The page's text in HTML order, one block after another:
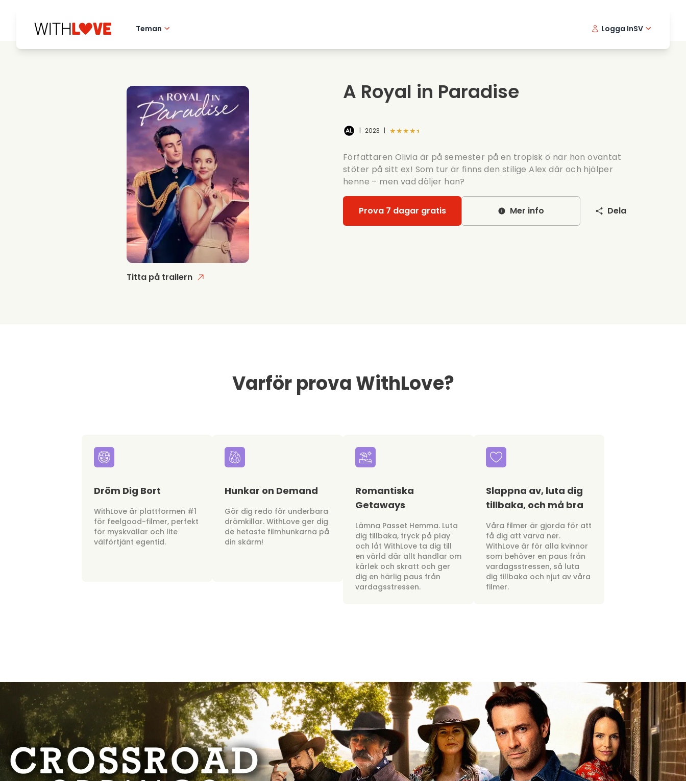
Teman
Mysterier
Sommarfilm
Datingfilmer
Romantiska serier
Logga InSV
Titta på trailern
A Royal in Paradise
| 2023 | ★★★★★
Författaren Olivia är på semester på en tropisk ö när hon oväntat
stöter på sitt ex! Som tur är finns den stilige Alex där och hjälper
henne – men vad döljer han?
Prova 7 dagar gratis Mer info Dela
Varför prova WithLove?
Dröm Dig Bort
WithLove är plattformen #1
för feelgood-filmer, perfekt
för myskvällar och lite
välförtjänt egentid.
Hunkar on Demand
Gör dig redo för underbara
drömkillar. WithLove ger dig
de hetaste filmhunkarna på
din skärm!
Romantiska
Getaways
Lämna Passet Hemma. Luta
dig tillbaka, tryck på play
och låt WithLove ta dig till
en värld där allt handlar om
kärlek och skratt och ger
dig en härlig paus från
vardagsstressen.
Slappna av, luta dig
tillbaka, och må bra
Våra filmer är gjorda för att
få dig att varva ner.
WithLove är för alla kvinnor
som behöver en paus från
vardagsstressen, så luta
dig tillbaka och njut av våra
filmer.